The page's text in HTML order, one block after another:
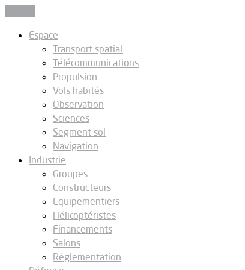
Espace
Transport spatial
Télécommunications
Propulsion
Vols habités
Observation
Sciences
Segment sol
Navigation
Industrie
Groupes
Constructeurs
Equipementiers
Hélicoptéristes
Financements
Salons
Réglementation